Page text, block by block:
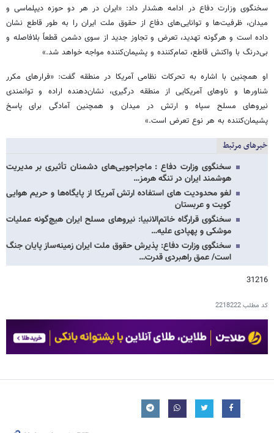
سخنگوی وزارت دفاع در ادامه هشدار داد: «ایران در هر دو حوزه دیپلماسی و
میدان، ظرفیت‌ها و توانایی‌های دفاع از حقوق ملت ایران را به طور قاطع نشان
داده است و هرگونه تهدید، تعرض و تجاوز جدید از سوی دشمن قطعاً بلافاصله و
بی‌درنگ با واکنش قاطع، تمام‌کننده و پشیمان‌کننده مواجه خواهد شد.»
او همچنین با اشاره به تحرکات نظامی آمریکا در منطقه گفت: «فرارهای مکرر
شناورها و ناوهای آمریکایی از منطقه درگیری، نشان‌دهنده اراده و توانمندی
نیروهای مسلح سپاه و ارتش در میدان و همچنین آمادگی برای پاسخ
پشیمان‌کننده به هر نوع تعرض است.»
خبرهای مرتبط
سخنگوی وزارت دفاع : ماجراجویی‌های دشمنان تأثیری بر مدیریت
هوشمند ایران در تنگه هرمز…
لغو محدودیت‌ های استفاده ارتش آمریکا از پایگاه‌ها و حریم هوایی
کویت و عربستان
سخنگوی قرارگاه خاتم‌الانبیا: نیروهای مسلح ایران هیچ‌گونه عملیات
موشکی و پهپادی علیه…
سخنگوی وزارت دفاع: پذیرش حقوق ملت ایران زمینه‌ساز پایان جنگ
است/ عمق راهبردی قدرت…
31216
کد مطلب2218222